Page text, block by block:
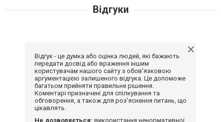
Відгуки
Відгук - це думка або оцінка людей, які бажають
передати досвід або враження іншим
користувачам нашого сайту з обов'язковою
аргументацією залишеного відгука. Це допоможе
багатьом прийняти правильне рішення.
Коментарі призначені для спілкування та
обговорення, а також для роз'яснення питань, що
цікавлять.
Не дозволяється: використання ненормативної